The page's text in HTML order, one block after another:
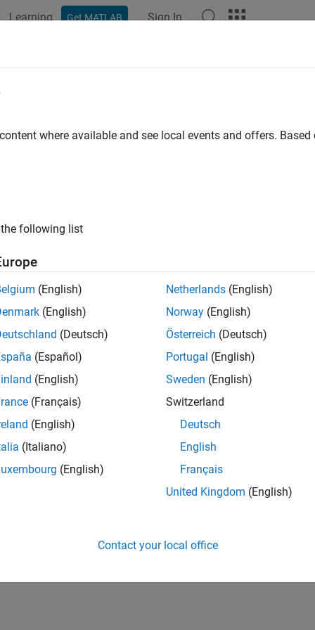
Learning Get MATLAB Sign In
where available and see local events and offers.
following list
(English)
(English)
(Deutsch)
(Español)
(English)
(Français)
(English)
(Italiano)
(English)
Netherlands (English)
Norway (English)
Österreich (Deutsch)
Portugal (English)
Sweden (English)
Switzerland
Deutsch
English
Français
United Kingdom (English)
Contact your local office